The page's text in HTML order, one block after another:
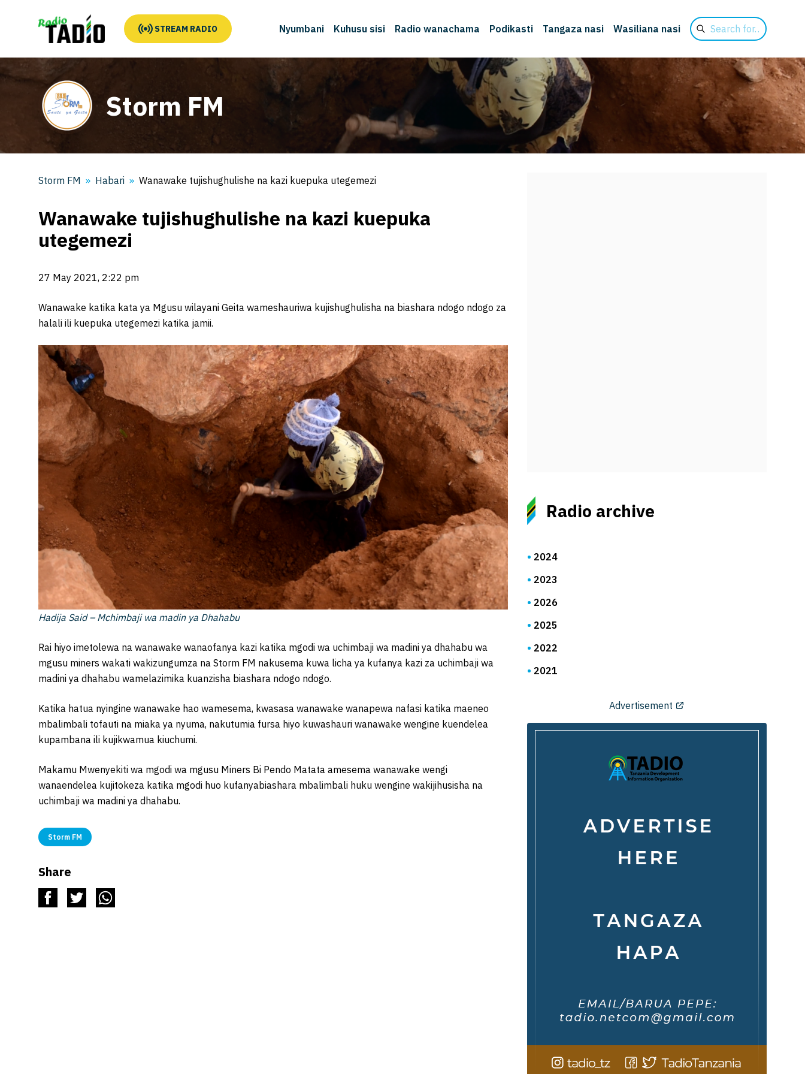
STREAM RADIO Nyumbani Kuhusu sisi Radio wanachama Podikasti Tangaza nasi Wasiliana nasi
Search
for
Storm FM
Storm FM Habari Wanawake tujishughulishe na kazi kuepuka utegemezi
Wanawake tujishughulishe na kazi kuepuka
utegemezi
27 May 2021, 2:22 pm
Wanawake katika kata ya Mgusu wilayani Geita wameshauriwa kujishughulisha na biashara ndogo ndogo za
halali ili kuepuka utegemezi katika jamii.
Hadija Said – Mchimbaji wa madin ya Dhahabu
Rai hiyo imetolewa na wanawake wanaofanya kazi katika mgodi wa uchimbaji wa madini ya dhahabu wa
mgusu miners wakati wakizungumza na Storm FM nakusema kuwa licha ya kufanya kazi za uchimbaji wa
madini ya dhahabu wamelazimika kuanzisha biashara ndogo ndogo.
Katika hatua nyingine wanawake hao wamesema, kwasasa wanawake wanapewa nafasi katika maeneo
mbalimbali tofauti na miaka ya nyuma, nakutumia fursa hiyo kuwashauri wanawake wengine kuendelea
kupambana ili kujikwamua kiuchumi.
Makamu Mwenyekiti wa mgodi wa mgusu Miners Bi Pendo Matata amesema wanawake wengi
wanaendelea kujitokeza katika mgodi huo kufanyabiashara mbalimbali huku wengine wakijihusisha na
uchimbaji wa madini ya dhahabu.
Storm FM
Share
Radio archive
2024
2023
2026
2025
2022
2021
Advertisement